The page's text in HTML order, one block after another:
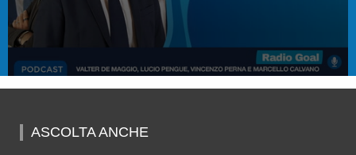
hours,
23
ASCOLTA ANCHE